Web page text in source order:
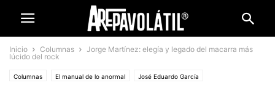
Inicio Columnas
Jorge Martínez: elegía y legado del macarra más
lúcido del rock
Columnas El manual de lo anormal José Eduardo García